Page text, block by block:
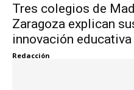
Tres colegios de
Zaragoza explican
innovación
Redacción